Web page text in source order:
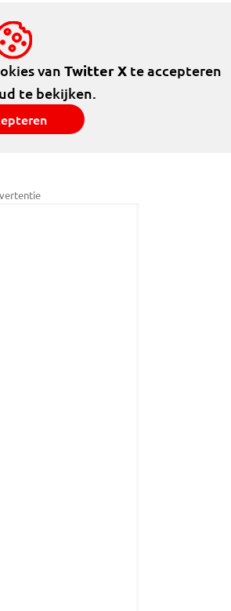
van Twitter Xte accepteren
te bekijken.